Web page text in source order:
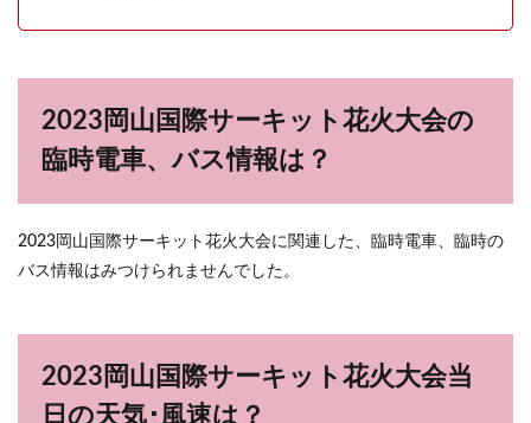
2023岡山国際サーキット花火大会の
臨時電車、バス情報は？
2023岡山国際サーキット花火大会に関連した、臨時電車、臨時の
バス情報はみつけられませんでした。
2023岡山国際サーキット花火大会当
日の天気･風速は？